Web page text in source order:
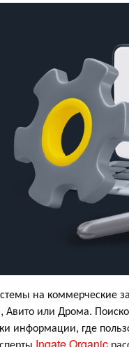
на коммерческие
Авито или Дрома.
информации, где
Ingate Organic